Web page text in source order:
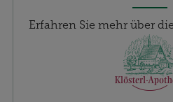
Erfahren Sie mehr über